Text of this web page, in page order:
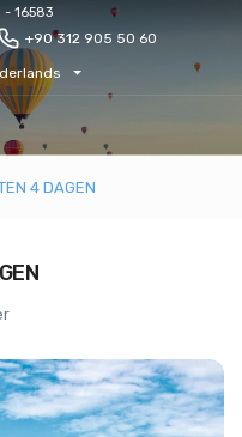
- 16583
+90 312 905 50 60
4 DAGEN